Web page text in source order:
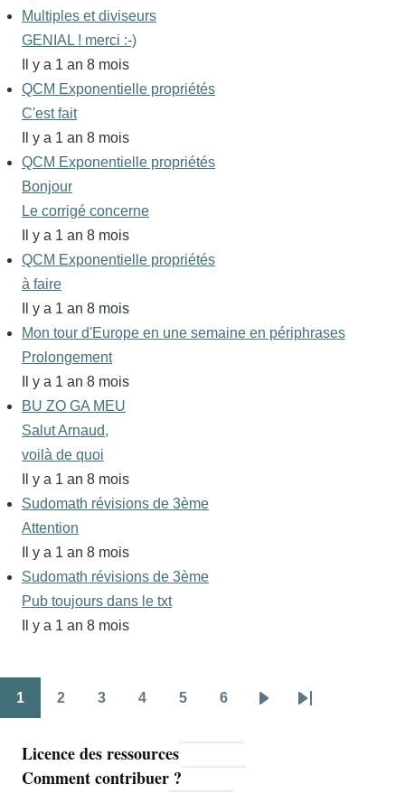
Multiples et diviseurs
GENIAL ! merci :-)
Il y a 1 an 8 mois
QCM Exponentielle propriétés
C'est fait
Il y a 1 an 8 mois
QCM Exponentielle propriétés
Bonjour
Le corrigé concerne
Il y a 1 an 8 mois
QCM Exponentielle propriétés
à faire
Il y a 1 an 8 mois
Mon tour d'Europe en une semaine en périphrases
Prolongement
Il y a 1 an 8 mois
BU ZO GA MEU
Salut Arnaud,
voilà de quoi
Il y a 1 an 8 mois
Sudomath révisions de 3ème
Attention
Il y a 1 an 8 mois
Sudomath révisions de 3ème
Pub toujours dans le txt
Il y a 1 an 8 mois
Pagination
1 2 3 4 5 6
Page
Dernière
Navigation
principale
Licence des ressources
Comment contribuer ?